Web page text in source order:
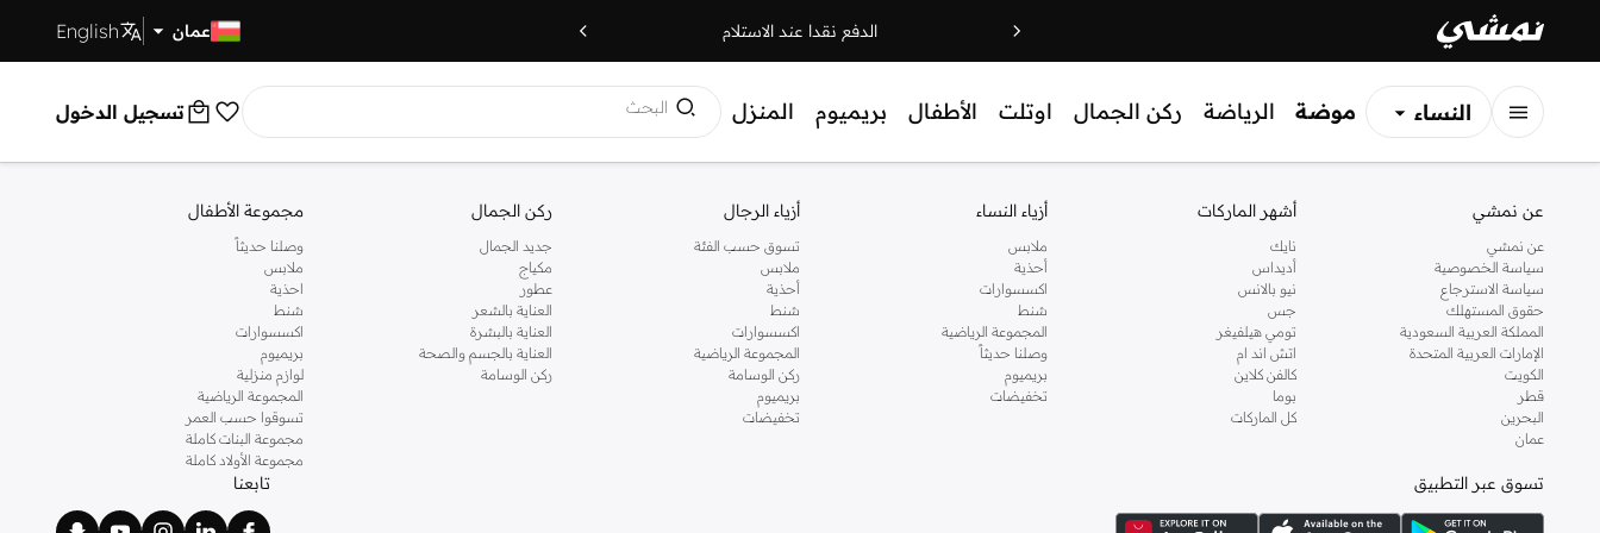
الدفع نقدا عند الاستلام عمان English
النساء
الرجال
موضة الرياضة ركن الجمال اوتلت الأطفال بريميوم المنزل البحث تسجيل الدخول
عن نمشي
عن نمشي
سياسة الخصوصية
سياسة الاسترجاع
حقوق المستهلك
المملكة العربية السعودية
الإمارات العربية المتحدة
الكويت
قطر
البحرين
عمان
أشهر الماركات
نايك
أديداس
نيو بالانس
جس
تومي هيلفيغر
اتش اند ام
كالفن كلاين
بوما
كل الماركات
أزياء النساء
ملابس
أحذية
اكسسوارات
شنط
المجموعة الرياضية
وصلنا حديثاً
بريميوم
تخفيضات
أزياء الرجال
تسوق حسب الفئة
ملابس
أحذية
شنط
اكسسوارات
المجموعة الرياضية
ركن الوسامة
بريميوم
تخفيضات
ركن الجمال
جديد الجمال
مكياج
عطور
العناية بالشعر
العناية بالبشرة
العناية بالجسم والصحة
ركن الوسامة
مجموعة الأطفال
وصلنا حديثاً
ملابس
احذية
شنط
اكسسوارات
بريميوم
لوازم منزلية
المجموعة الرياضية
تسوقوا حسب العمر
مجموعة البنات كاملة
مجموعة الأولاد كاملة
تسوق عبر التطبيق تابعنا